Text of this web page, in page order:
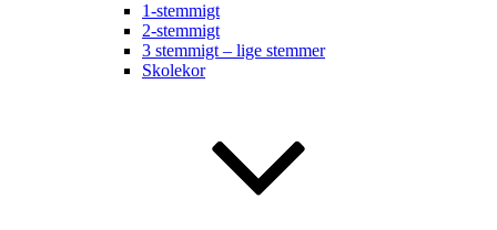
1-stemmigt
2-stemmigt
3 stemmigt – lige stemmer
Skolekor